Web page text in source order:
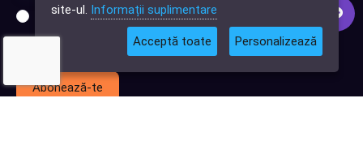
Sunt interesat de clienți pentru compania mea IT
Sunt interesat de achiziții software
Abonează-te
site-ul. Informații suplimentare
Acceptă toate Personalizează